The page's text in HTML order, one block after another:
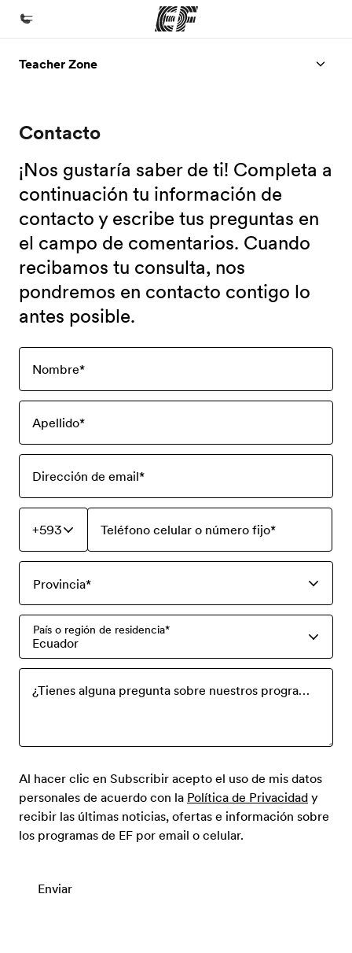
Inicio
Programas
Oficinas
Encuentra una oficina
Sobre nosotros
Quiénes somos
Trabajos
Únete al equipo
Teacher Zone
Contacto
¡Nos gustaría saber de ti! Completa a
continuación tu información de
contacto y escribe tus preguntas en
el campo de comentarios. Cuando
recibamos tu consulta, nos
pondremos en contacto contigo lo
antes posible.
Nombre*
Apellido*
Dirección de email*
+593 Teléfono celular o número fijo*
Provincia*
País o región de residencia*
Ecuador
¿Tienes alguna pregunta sobre nuestros programas? Escríbela aquí y con gusto responderemos a tu solicitud.
Al hacer clic en Subscribir acepto el uso de mis datos
personales de acuerdo con la Política de Privacidady
recibir las últimas noticias, ofertas e información sobre
los programas de EF por email o celular.
Enviar